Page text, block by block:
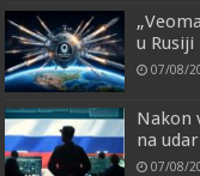
u Rusiji
07/08/
Nakon
na
07/08/